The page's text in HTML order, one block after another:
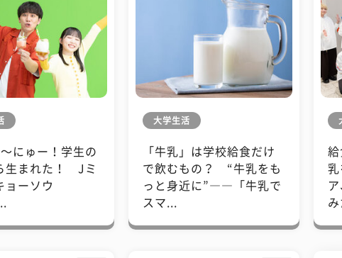
にゅー！学生の
生まれた！ Jミ
ョーソウ
大学生活
「牛乳」は学校給食だけ
で飲むもの？ “牛乳をも
っと身近に”――「牛乳で
スマ...
乳
み